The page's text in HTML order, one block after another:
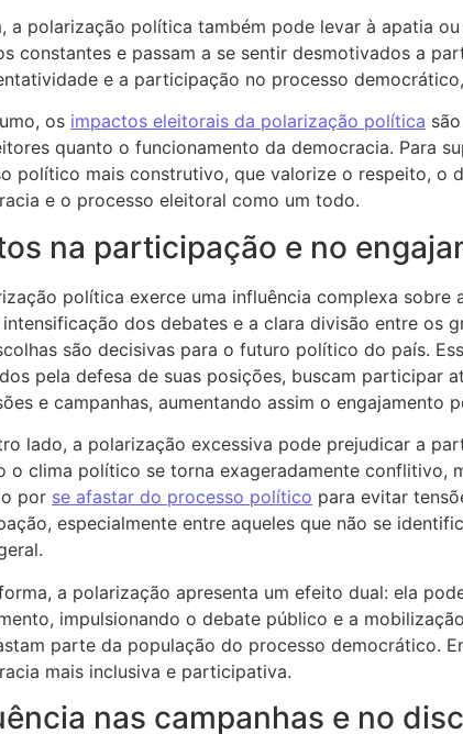
a polarização política também pode levar à apatia
constantes e passam a se sentir desmotivados a
e a participação no processo
os impactos eleitorais da polarização política
quanto o funcionamento da democracia. Para
político mais construtivo, que valorize o respeito, o
e o processo eleitoral como um todo.
na participação e no
política exerce uma influência complexa sobre
intensificação dos debates e a clara divisão entre os
são decisivas para o futuro político do país.
pela defesa de suas posições, buscam participar
e campanhas, aumentando assim o engajamento
lado, a polarização excessiva pode prejudicar a
o clima político se torna exageradamente conflitivo,
por se afastar do processo político para evitar
especialmente entre aqueles que não se
a polarização apresenta um efeito dual: ela
impulsionando o debate público e a
parte da população do processo democrático.
mais inclusiva e participativa.
nas campanhas e no